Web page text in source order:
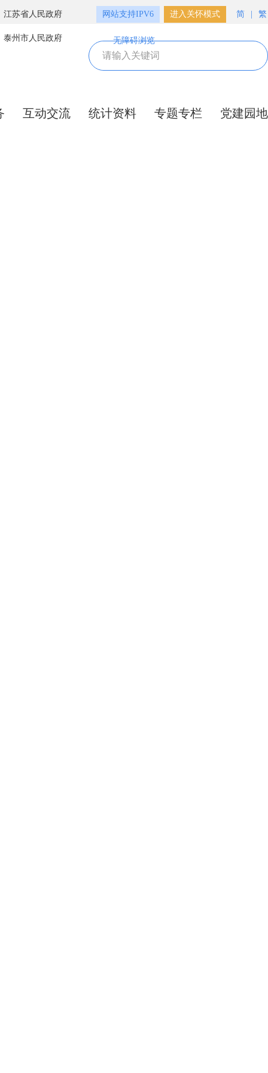
江苏省人民政府
泰州市人民政府
网站支持IPV6 进入关怀模式 简 繁
无障碍浏览
互动交流 统计资料 专题专栏 党建园地